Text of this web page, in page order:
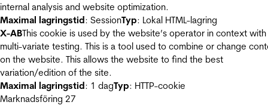
internal analysis and website optimization.
Maximal lagringstid: SessionTyp: Lokal HTML-lagring
X-ABThis cookie is used by the website’s operator in context with
multi-variate testing. This is a tool used to combine or change
on the website. This allows the website to find the best
variation/edition of the site.
Maximal lagringstid: 1 dagTyp: HTTP-cookie
Marknadsföring 27